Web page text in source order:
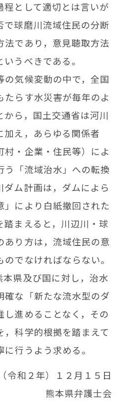
程として適切とは言いが
で球磨川流域住民の分断
法であり，意見聴取方法
うべきである。
気候変動の中で，全国
たらす水災害が毎年のよ
から，国土交通省は河川
加え，あらゆる関係者
村・企業・住民等）によ
う「流域治水」への転換
ダム計画は，ダムによら
」により白紙撤回された
踏まえると，川辺川・球
あり方は，流域住民の意
でなければならない。
県及び国に対し，治水
確な「新たな流水型のダ
し進めることなく，その
科学的根拠を踏まえて
行うよう求める。
令和２年）１２月１５日
熊本県弁護士会